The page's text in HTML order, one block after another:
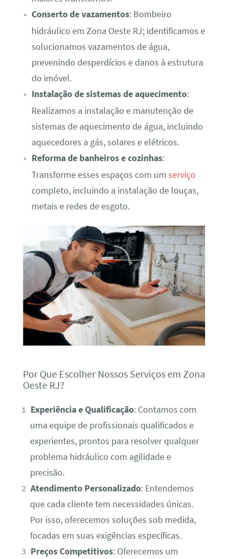
Conserto de vazamentos: Bombeiro
hidráulico em Zona Oeste RJ; identificamos e
solucionamos vazamentos de água,
prevenindo desperdícios e danos à estrutura
do imóvel.
Instalação de sistemas de aquecimento:
Realizamos a instalação e manutenção de
sistemas de aquecimento de água, incluindo
aquecedores a gás, solares e elétricos.
Reforma de banheiros e cozinhas:
Transforme esses espaços com um serviço
completo, incluindo a instalação de louças,
metais e redes de esgoto.
Por Que Escolher Nossos Serviços em Zona
Oeste RJ?
Experiência e Qualificação: Contamos com
uma equipe de profissionais qualificados e
experientes, prontos para resolver qualquer
problema hidráulico com agilidade e
precisão.
Atendimento Personalizado: Entendemos
que cada cliente tem necessidades únicas.
Por isso, oferecemos soluções sob medida,
focadas em suas exigências específicas.
Preços Competitivos: Oferecemos um